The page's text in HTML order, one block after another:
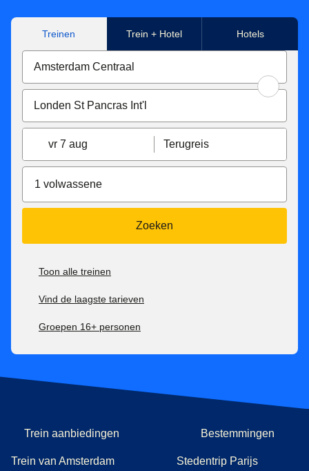
Treinen Trein + Hotel Hotels
vr 7 aug Terugreis
1 volwassene
Zoeken
Toon alle treinen
Vind de laagste tarieven
Groepen 16+ personen
Trein aanbiedingen
Trein van Amsterdam
Bestemmingen
Stedentrip Parijs